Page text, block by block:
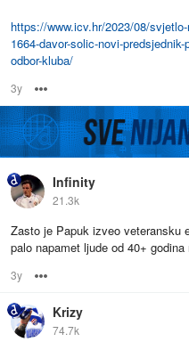
https://www.icv.hr/2023/08/
1664-davor-solic-novi-
odbor-kluba/
3y
Infinity
21.3k
Zasto je Papuk izveo veteransku
palo napamet ljude od 40+
3y
Krizy
74.7k